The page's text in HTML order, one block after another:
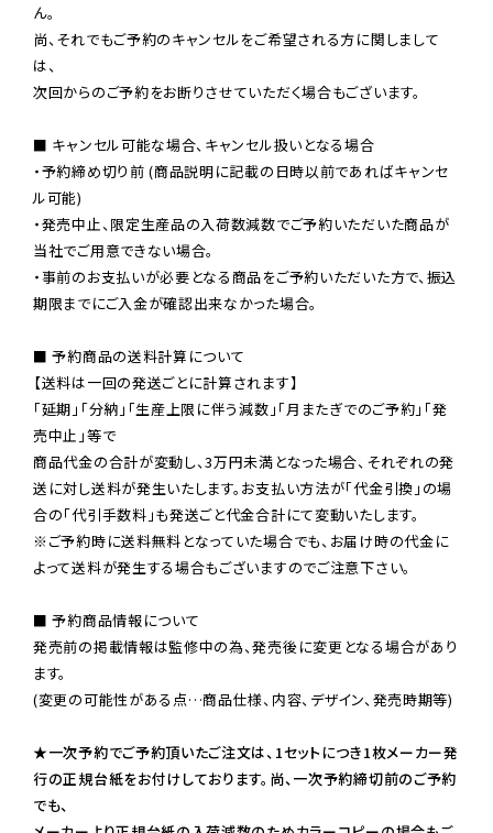
ん。
尚、それでもご予約のキャンセルをご希望される方に関しまして
は、
次回からのご予約をお断りさせていただく場合もございます。
■ キャンセル可能な場合、キャンセル扱いとなる場合
・予約締め切り前 (商品説明に記載の日時以前であればキャンセ
ル可能)
・発売中止、限定生産品の入荷数減数でご予約いただいた商品が
当社でご用意できない場合。
・事前のお支払いが必要となる商品をご予約いただいた方で、振込
期限までにご入金が確認出来なかった場合。
■ 予約商品の送料計算について
【送料は一回の発送ごとに計算されます】
「延期」「分納」「生産上限に伴う減数」「月またぎでのご予約」「発
売中止」等で
商品代金の合計が変動し、3万円未満となった場合、それぞれの発
送に対し送料が発生いたします。お支払い方法が「代金引換」の場
※ご予約時に送料無料となっていた場合でも、お届け時の代金に
よって送料が発生する場合もございますのでご注意下さい。
■ 予約商品情報について
発売前の掲載情報は監修中の為、発売後に変更となる場合があり
ます。
(変更の可能性がある点…商品仕様、内容、デザイン、発売時期等)
★一次予約でご予約頂いたご注文は、1セットにつき1枚メーカー発
行の正規台紙をお付けしております。尚、一次予約締切前のご予約
でも、